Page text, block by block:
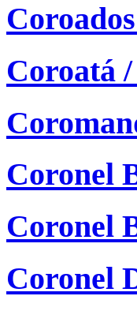
Coroatá
Coronel
Coronel
Coronel